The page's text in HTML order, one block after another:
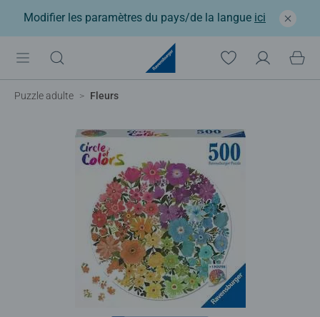
Modifier les paramètres du pays/de la langue ici
Puzzle adulte Fleurs